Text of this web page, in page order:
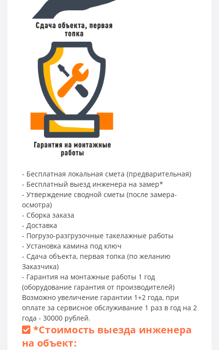
- Бесплатная локальная смета (предварительная)
- Бесплатный выезд инженера на замер*
- Утверждение сводной сметы (после замера-
осмотра)
- Сборка заказа
- Доставка
- Погрузо-разгрузочные такелажные работы
- Установка камина под ключ
- Сдача объекта, первая топка (по желанию
Заказчика)
- Гарантия на монтажные работы 1 год
(оборудование гарантия от производителей)
Возможно увеличение гарантии 1+2 года, при
оплате за сервисное обслуживание 1 раз в год на 2
года - 30000 рублей.
*Стоимость выезда инженера
на объект: